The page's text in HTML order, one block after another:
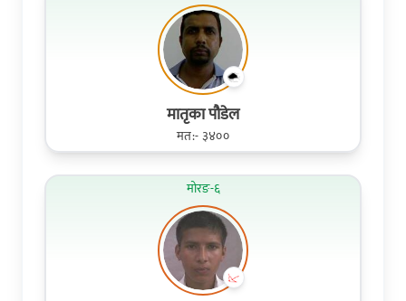
मातृका पौडेल
मत:- ३४००
मोरङ-६